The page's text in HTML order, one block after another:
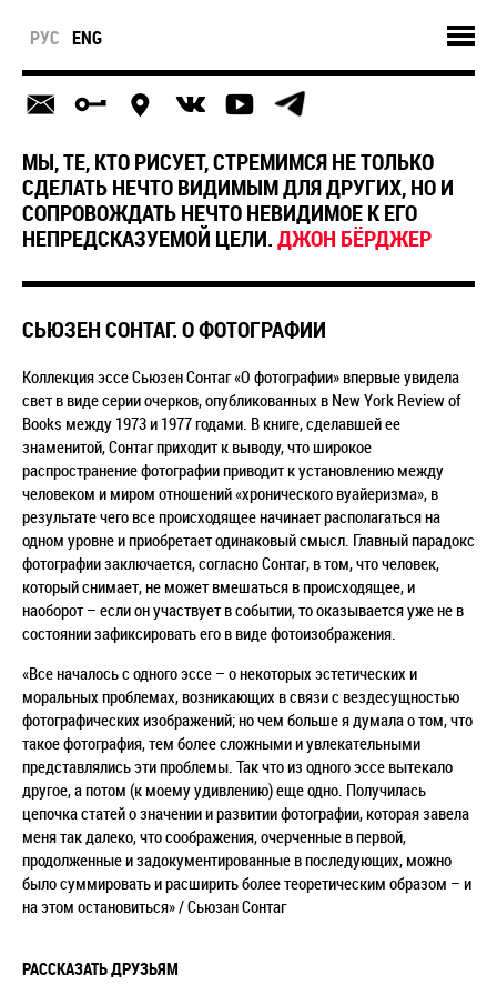
РУС ENG
МЫ, ТЕ, КТО РИСУЕТ, СТРЕМИМСЯ НЕ ТОЛЬКО
СДЕЛАТЬ НЕЧТО ВИДИМЫМ ДЛЯ ДРУГИХ, НО И
СОПРОВОЖДАТЬ НЕЧТО НЕВИДИМОЕ К ЕГО
НЕПРЕДСКАЗУЕМОЙ ЦЕЛИ.ДЖОН БЁРДЖЕР
СЬЮЗЕН СОНТАГ. О ФОТОГРАФИИ
Коллекция эссе Сьюзен Сонтаг «О фотографии» впервые увидела
свет в виде серии очерков, опубликованных в New York Review of
Books между 1973 и 1977 годами. В книге, сделавшей ее
знаменитой, Сонтаг приходит к выводу, что широкое
распространение фотографии приводит к установлению между
человеком и миром отношений «хронического вуайеризма», в
результате чего все происходящее начинает располагаться на
одном уровне и приобретает одинаковый смысл. Главный парадокс
фотографии заключается, согласно Сонтаг, в том, что человек,
который снимает, не может вмешаться в происходящее, и
наоборот – если он участвует в событии, то оказывается уже не в
состоянии зафиксировать его в виде фотоизображения.
«Все началось с одного эссе – о некоторых эстетических и
моральных проблемах, возникающих в связи с вездесущностью
фотографических изображений; но чем больше я думала о том, что
такое фотография, тем более сложными и увлекательными
представлялись эти проблемы. Так что из одного эссе вытекало
другое, а потом (к моему удивлению) еще одно. Получилась
цепочка статей о значении и развитии фотографии, которая завела
меня так далеко, что соображения, очерченные в первой,
продолженные и задокументированные в последующих, можно
было суммировать и расширить более теоретическим образом – и
на этом остановиться» / Сьюзан Сонтаг
РАССКАЗАТЬ ДРУЗЬЯМ